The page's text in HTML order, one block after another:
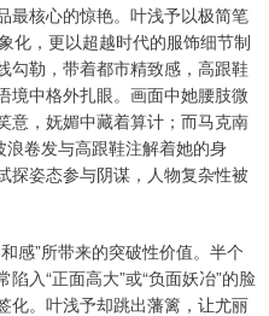
最核心的惊艳。叶浅予以极简笔
化，更以超越时代的服饰细节制
勾勒，带着都市精致感，高跟鞋
境中格外扎眼。画面中她腰肢微
意，妩媚中藏着算计；而马克南
浪卷发与高跟鞋注解着她的身
探姿态参与阴谋，人物复杂性被
感”所带来的突破性价值。半个
入“正面高大”或“负面妖冶”的脸
化。叶浅予却跳出藩篱，让尤丽